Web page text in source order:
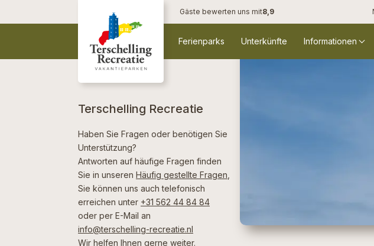
Gäste bewerten uns mit8,9
Ferienparks Unterkünfte Informationen
Willkommen!
Terschelling Recreatie
Haben Sie Fragen oder benötigen Sie
Unterstützung?
Antworten auf häufige Fragen finden
Sie in unseren Häufig gestellte Fragen
Sie können uns auch telefonisch
erreichen unter +31 562 44 84 84
oder per E-Mail an
info@terschelling-recreatie.nl
Wir helfen Ihnen gerne weiter.